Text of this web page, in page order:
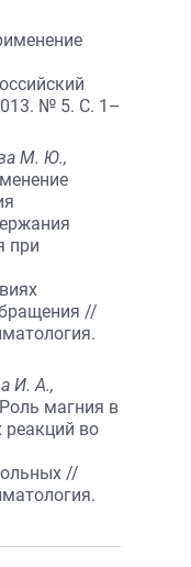
№ 5. С. 1–
М. Ю.,
при
//
И. А.,
магния в
реакций во
//